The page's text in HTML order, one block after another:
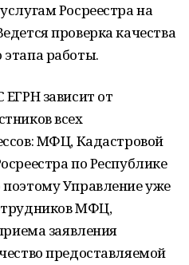
Росреестра на
проверка качества
работы.
зависит от
всех
МФЦ, Кадастровой
по Республике
Управление уже
МФЦ,
заявления
предоставляемой